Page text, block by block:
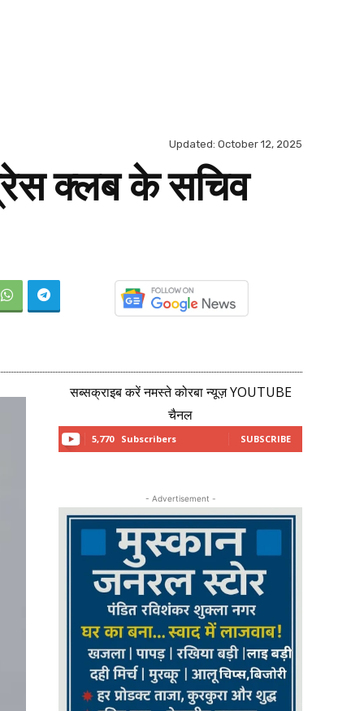
Updated: October 12, 2025
क्लब के सचिव
सब्सक्राइब करें नमस्ते कोरबा न्यूज़ YOUTUBE
चैनल
5,770 Subscribers SUBSCRIBE
- Advertisement -